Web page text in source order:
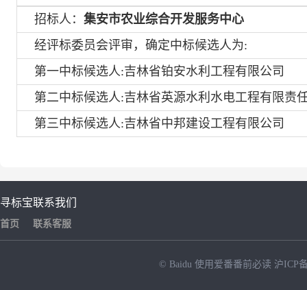
招标人： 集安市农业综合开发服务中心
经评标委员会评审，确定中标候选人为:
第一中标候选人:吉林省铂安水利工程有限公司
第二中标候选人:吉林省英源水利水电工程有限责
第三中标候选人:吉林省中邦建设工程有限公司
寻标宝
首页
联系我们
联系客服
© Baidu 使用爱番番前必读 沪ICP